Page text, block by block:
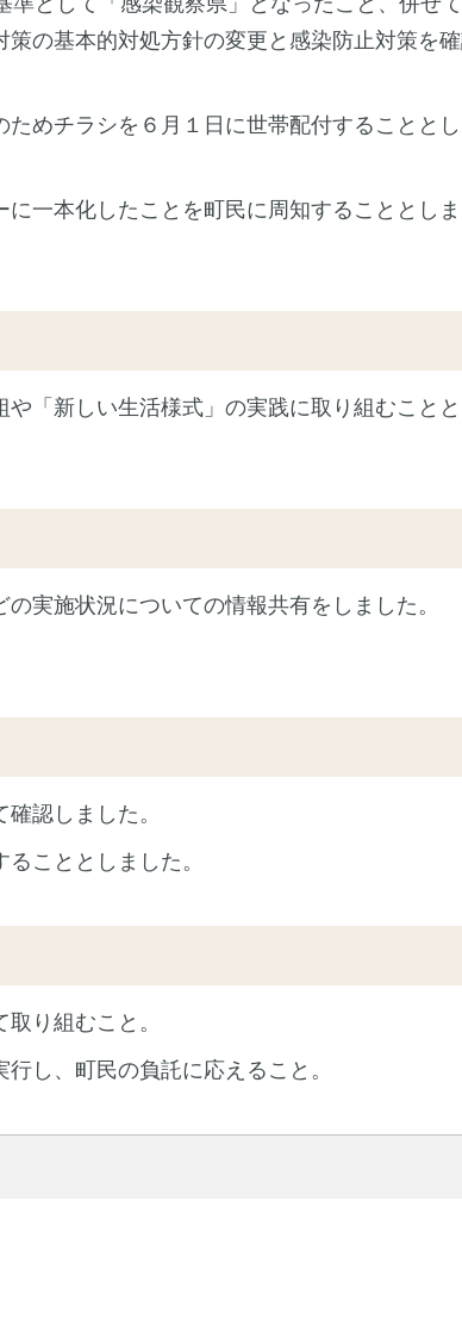
の基本的対処方針の変更と感染防止対策を
めチラシを６月１日に世帯配付することとし
一本化したことを町民に周知することとし
「新しい生活様式」の実践に取り組むこと
実施状況についての情報共有をしました。
認しました。
こととしました。
り組むこと。
し、町民の負託に応えること。